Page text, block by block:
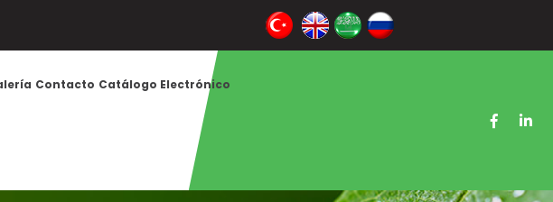
Contacto Catálogo Electrónico